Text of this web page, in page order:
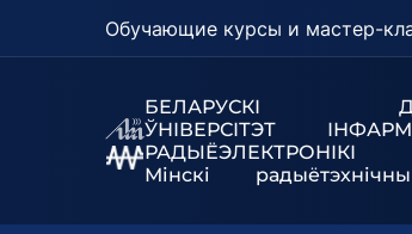
Обучающие курсы и мастер-
БЕЛАРУСКІ
ЎНІВЕРСІТЭТ
Мінскі